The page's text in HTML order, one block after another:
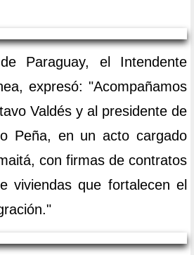
Paraguay, el Intendente
expresó: "Acompañamos
Valdés y al presidente de
Peña, en un acto cargado
con firmas de contratos
viviendas que fortalecen el